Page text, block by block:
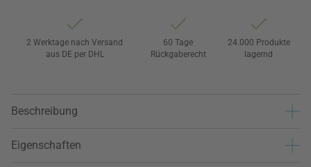
2 Werktage nach Versand
aus DE per DHL
60 Tage
Rückgaberecht
24.000 Produkte
lagernd
Beschreibung
Eigenschaften